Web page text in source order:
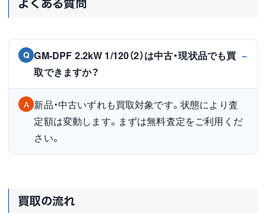
よくある質問
Q GM-DPF 2.2kW 1/120（2）は中古・現状品でも買
取できますか？
A 新品・中古いずれも買取対象です。状態により査
定額は変動します。まずは無料査定をご利用くだ
さい。
買取の流れ